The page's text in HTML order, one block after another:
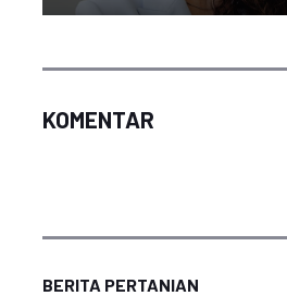
KOMENTAR
BERITA PERTANIAN